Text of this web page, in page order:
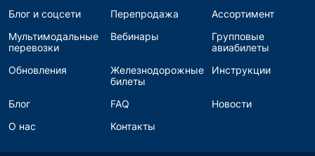
Блог и соцсети
Перепродажа
Ассортимент
Мультимодальные
перевозки
Вебинары
Групповые
авиабилеты
Обновления
Железнодорожные
билеты
Инструкции
Блог FAQ
Новости
О нас
Контакты